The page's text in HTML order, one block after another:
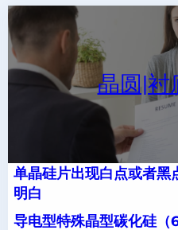
晶圆|衬
单晶硅片出现白点或者黑
明白
导电型特殊晶型碳化硅（